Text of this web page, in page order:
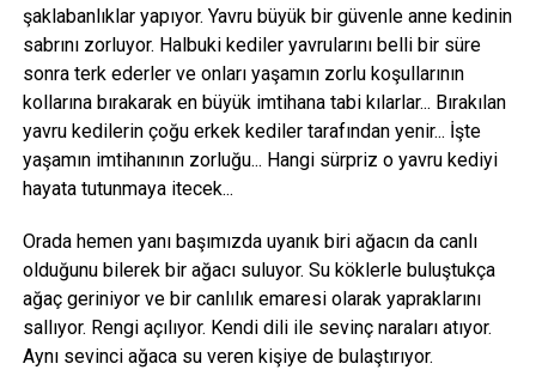
şaklabanlıklar yapıyor. Yavru büyük bir güvenle anne kedinin
sabrını zorluyor. Halbuki kediler yavrularını belli bir süre
sonra terk ederler ve onları yaşamın zorlu koşullarının
kollarına bırakarak en büyük imtihana tabi kılarlar... Bırakılan
yavru kedilerin çoğu erkek kediler tarafından yenir... İşte
yaşamın imtihanının zorluğu... Hangi sürpriz o yavru kediyi
hayata tutunmaya itecek...
Orada hemen yanı başımızda uyanık biri ağacın da canlı
olduğunu bilerek bir ağacı suluyor. Su köklerle buluştukça
ağaç geriniyor ve bir canlılık emaresi olarak yapraklarını
sallıyor. Rengi açılıyor. Kendi dili ile sevinç naraları atıyor.
Aynı sevinci ağaca su veren kişiye de bulaştırıyor.